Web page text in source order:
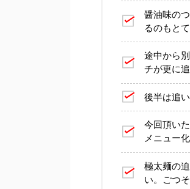
醤油味の
るのもと
途中から
チが更に
後半は追
今回頂い
メニュー
極太麺の
い。ごつ